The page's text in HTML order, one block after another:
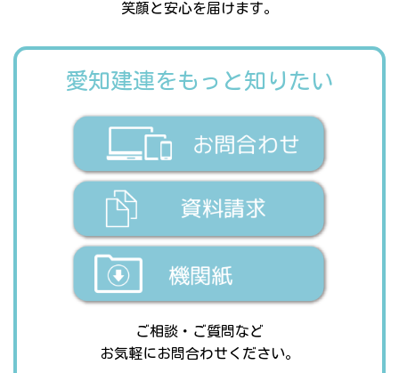
笑顔と安心を届けます。
愛知建連をもっと知りたい
ご相談・ご質問など
お気軽にお問合わせください。